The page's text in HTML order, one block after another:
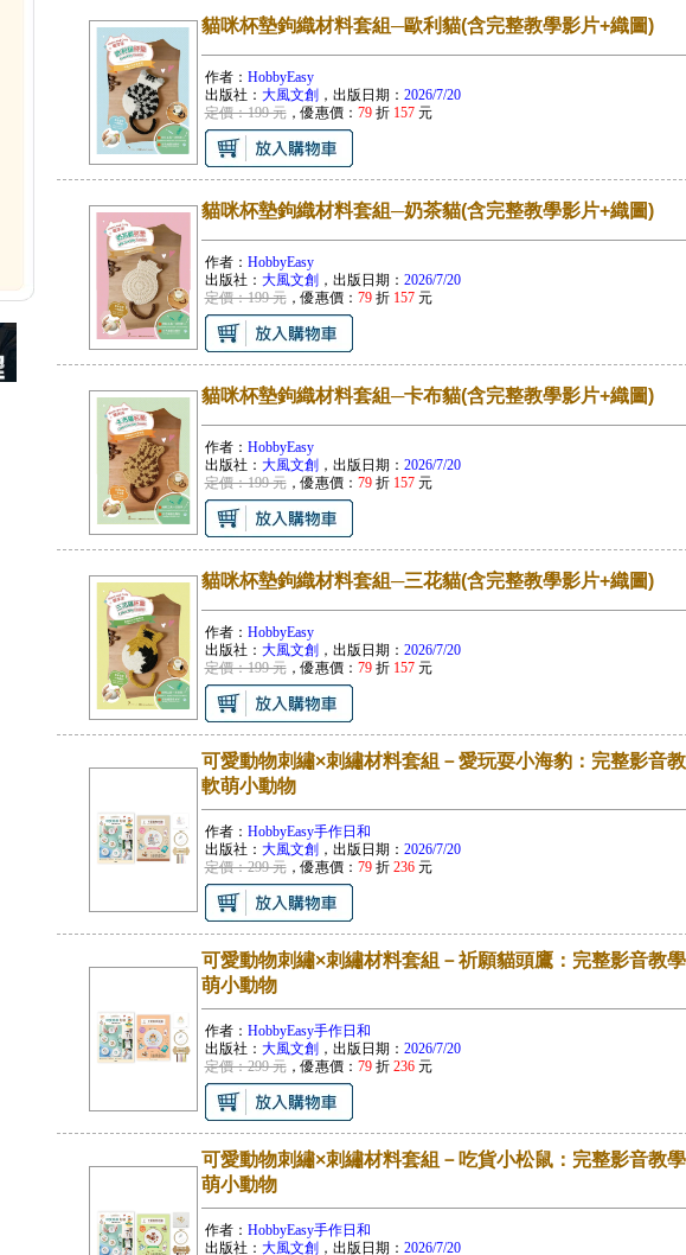
貓咪杯墊鉤織材料套組─歐利貓(含完整教學影片+織圖)
作者： HobbyEasy
出版社： 大風文創 ，出版日期： 2026/7/20
定價：199 元，優惠價： 79折 157元
貓咪杯墊鉤織材料套組─奶茶貓(含完整教學影片+織圖)
作者： HobbyEasy
出版社： 大風文創 ，出版日期： 2026/7/20
定價：199 元，優惠價： 79折 157元
貓咪杯墊鉤織材料套組─卡布貓(含完整教學影片+織圖)
作者： HobbyEasy
出版社： 大風文創 ，出版日期： 2026/7/20
定價：199 元，優惠價： 79折 157元
貓咪杯墊鉤織材料套組─三花貓(含完整教學影片+織圖)
作者： HobbyEasy
出版社： 大風文創 ，出版日期： 2026/7/20
定價：199 元，優惠價： 79折 157元
可愛動物刺繡×刺繡材料套組－愛玩耍小海豹：完整影音
軟萌小動物
作者： HobbyEasy手作日和
出版社： 大風文創 ，出版日期： 2026/7/20
定價：299 元，優惠價： 79折 236元
可愛動物刺繡×刺繡材料套組－祈願貓頭鷹：完整影音教
萌小動物
作者： HobbyEasy手作日和
出版社： 大風文創 ，出版日期： 2026/7/20
定價：299 元，優惠價： 79折 236元
可愛動物刺繡×刺繡材料套組－吃貨小松鼠：完整影音教
萌小動物
作者： HobbyEasy手作日和
出版社： 大風文創 ，出版日期： 2026/7/20